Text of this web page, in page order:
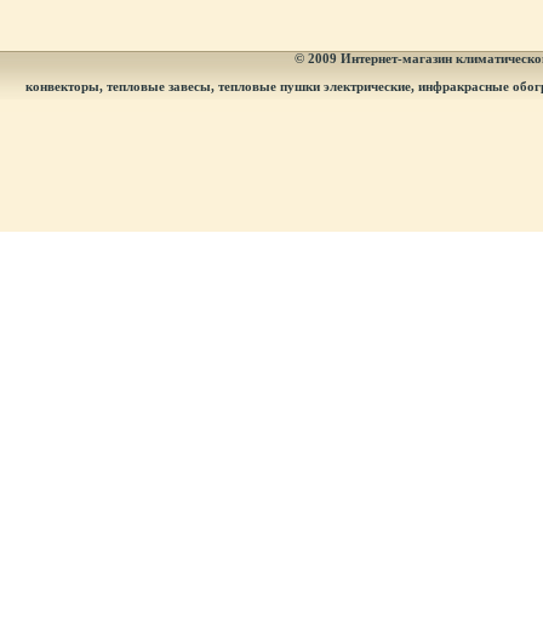
© 2009 Интернет-магазин
конвекторы, тепловые завесы, тепловые пушки электрические, инфракрасные